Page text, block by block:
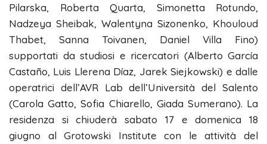
Pilarska, Roberta Quarta, Simonetta Rotundo,
Nadzeya Sheibak, Walentyna Sizonenko, Khouloud
Thabet, Sanna Toivanen, Daniel Villa Fino)
supportati da studiosi e ricercatori (Alberto García
Castaño, Luis Llerena Díaz, Jarek Siejkowski) e dalle
operatrici dell’AVR Lab dell’Università del Salento
(Carola Gatto, Sofia Chiarello, Giada Sumerano). La
residenza si chiuderà sabato 17 e domenica 18
giugno al Grotowski Institute con le attività del